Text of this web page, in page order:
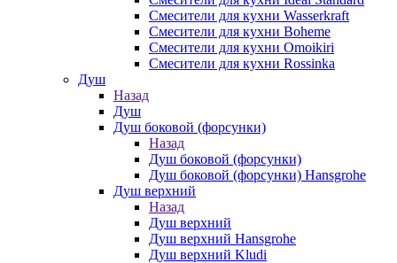
Смесители для кухни Wasserkraft
Смесители для кухни Boheme
Смесители для кухни Omoikiri
Смесители для кухни Rossinka
Душ
Назад
Душ
Душ боковой (форсунки)
Назад
Душ боковой (форсунки)
Душ боковой (форсунки) Hansgrohe
Душ верхний
Назад
Душ верхний
Душ верхний Hansgrohe
Душ верхний Kludi